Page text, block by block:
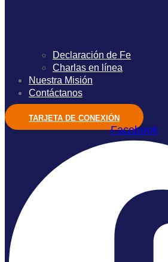
Declaración de Fe
Charlas en línea
Nuestra Misión
Contáctanos
TARJETA DE CONEXIÓN
Facebook